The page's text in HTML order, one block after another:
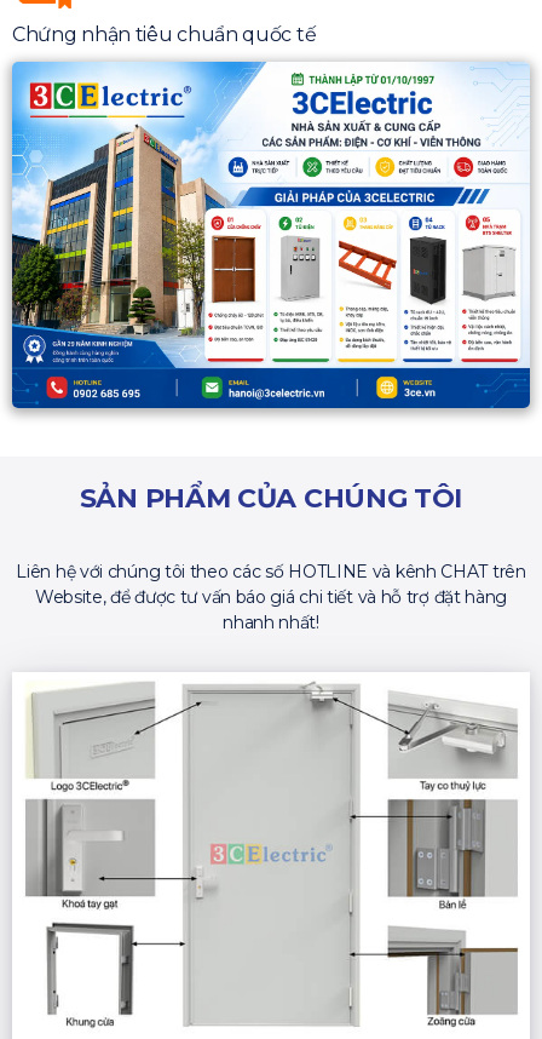
Chứng nhận tiêu chuẩn quốc tế
SẢN PHẨM CỦA CHÚNG TÔI
Liên hệ với chúng tôi theo các số HOTLINE và kênh CHAT trên
Website, để được tư vấn báo giá chi tiết và hỗ trợ đặt hàng
nhanh nhất!